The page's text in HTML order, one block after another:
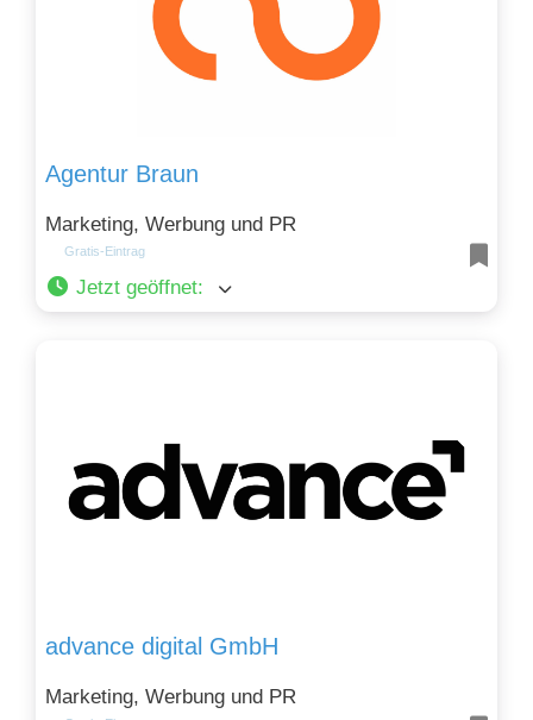
Agentur Braun
Marketing, Werbung und PR
Gratis-Eintrag
Jetzt geöffnet:
advance digital GmbH
Marketing, Werbung und PR